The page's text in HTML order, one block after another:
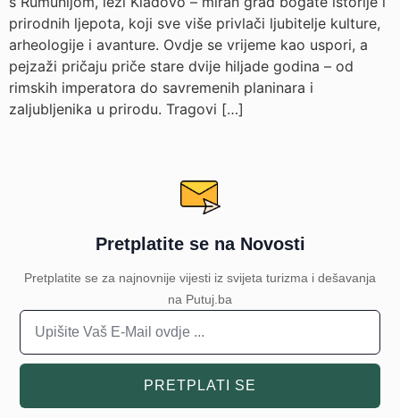
prirodnih ljepota, koji sve više privlači ljubitelje kulture,
arheologije i avanture. Ovdje se vrijeme kao uspori, a
pejzaži pričaju priče stare dvije hiljade godina – od
rimskih imperatora do savremenih planinara i
zaljubljenika u prirodu. Tragovi […]
Pretplatite se na Novosti
Pretplatite se za najnovnije vijesti iz svijeta turizma i dešavanja
na Putuj.ba
PRETPLATI SE